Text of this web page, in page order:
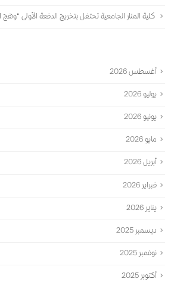
كلية المنار الجامعية تحتفل بتخريج الدفعة الأولى “وهج
أغسطس 2026
يوليو 2026
يونيو 2026
مايو 2026
أبريل 2026
فبراير 2026
يناير 2026
ديسمبر 2025
نوفمبر 2025
أكتوبر 2025